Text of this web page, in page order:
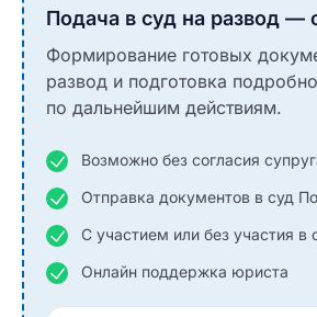
Подача в суд на развод —
Формирование готовых
развод и подготовка
по дальнейшим действиям.
Возможно без согласия
Отправка документов в суд
С участием или без участия в
Онлайн поддержка юриста